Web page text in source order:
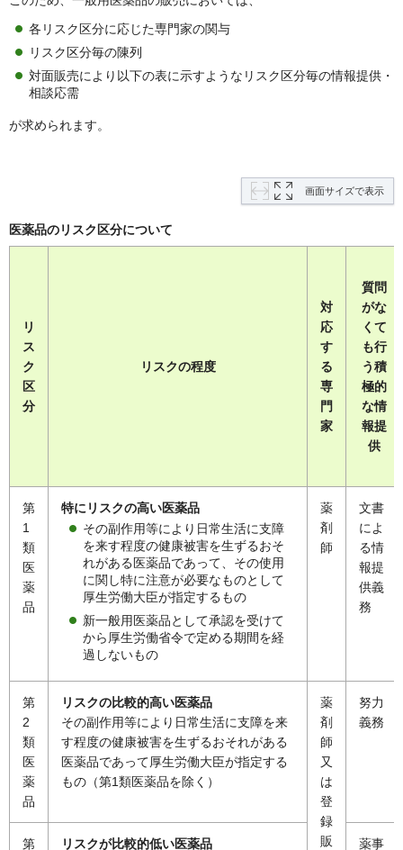
各リスク区分に応じた専門家の関与
リスク区分毎の陳列
対面販売により以下の表に示すようなリスク区分毎の情報提供・
相談応需
が求められます。
画面サイズで表示
医薬品のリスク区分について
リ
ス
ク
区
分
リスクの程度
対
応
す
る
専
門
家
質問
がな
くて
も行
う積
極的
な情
報提
供
第
1
類
医
薬
品
特にリスクの高い医薬品
その副作用等により日常生活に支障
を来す程度の健康被害を生ずるおそ
れがある医薬品であって、その使用
に関し特に注意が必要なものとして
厚生労働大臣が指定するもの
新一般用医薬品として承認を受けて
から厚生労働省令で定める期間を経
過しないもの
薬
剤
師
文書
によ
る情
報提
供義
務
第
2
類
医
薬
品
リスクの比較的高い医薬品
その副作用等により日常生活に支障を来
す程度の健康被害を生ずるおそれがある
医薬品であって厚生労働大臣が指定する
もの（第1類医薬品を除く）
薬
剤
師
又
は
登
録
販
努力
義務
第
リスクが比較的低い医薬品
薬事